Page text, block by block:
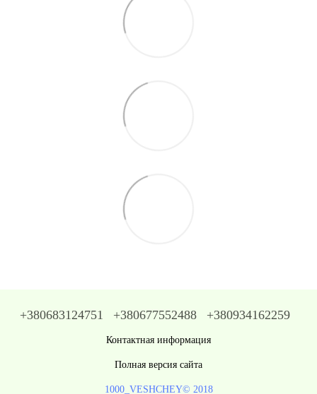
+380683124751 +380677552488 +380934162259
Контактная информация
Полная версия сайта
1000_VESHCHEY© 2018